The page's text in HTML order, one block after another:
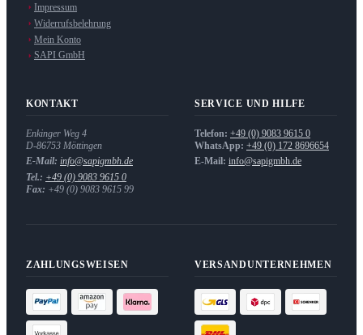
Impressum
Widerrufsbelehrung
Mein Konto
SAPI GmbH
KONTAKT
Enkinger Weg 4
D-86753 Möttingen
E-Mail: info@sapigmbh.de
Tel.: +49 (0) 9083 9615 0
Fax: +49 (0) 9083 9615 99
SERVICE UND HILFE
Telefon: +49 (0) 9083 9615 0
WhatsApp: +49 (0) 172 8696654
E-Mail: info@sapigmbh.de
ZAHLUNGSWEISEN VERSANDUNTERNEHMEN